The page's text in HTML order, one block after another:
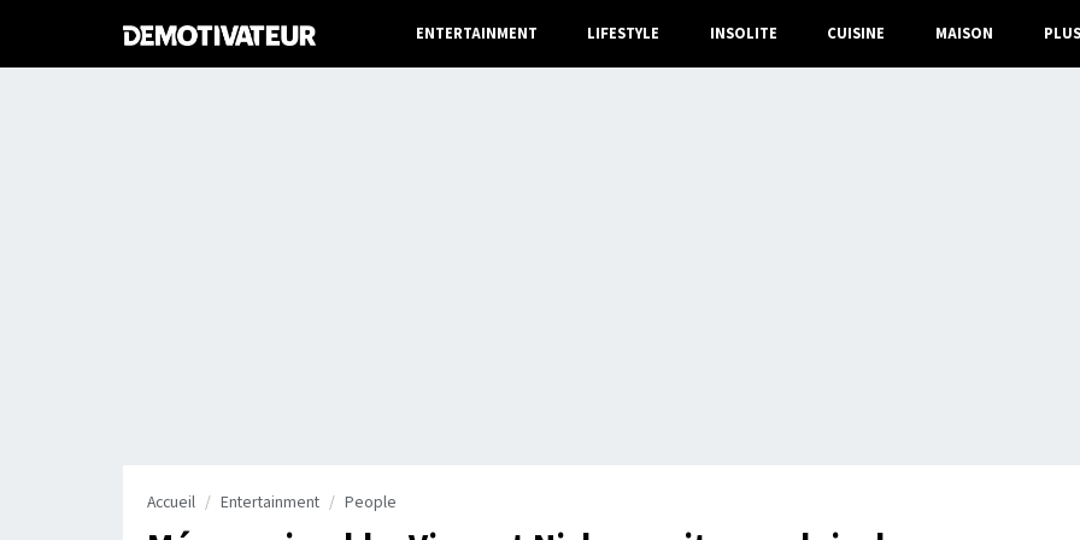
ENTERTAINMENT LIFESTYLE INSOLITE CUISINE MAISON PLUS
Accueil Entertainment People